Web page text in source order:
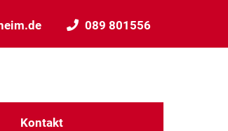
089 801556
Kontakt